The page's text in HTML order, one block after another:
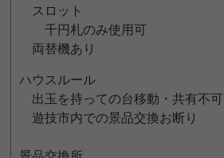
スロット
千円札のみ使用可
両替機あり
ハウスルール
出玉を持っての台移動・共有不可
遊技市内での景品交換お断り